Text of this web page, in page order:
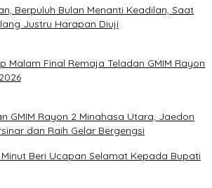
Berpuluh Bulan Menanti Keadilan, Saat
Justru Harapan Diuji
Malam Final Remaja Teladan GMIM Rayon
GMIM Rayon 2 Minahasa Utara, Jaedon
dan Raih Gelar Bergengsi
Beri Ucapan Selamat Kepada Bupati